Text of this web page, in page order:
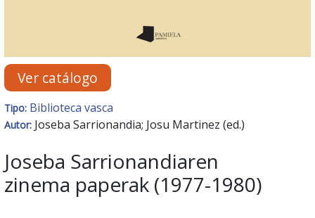
Ver catálogo
Tipo: Biblioteca vasca
Autor: Joseba Sarrionandia; Josu Martinez (ed.)
Joseba Sarrionandiaren
zinema paperak (1977-1980)